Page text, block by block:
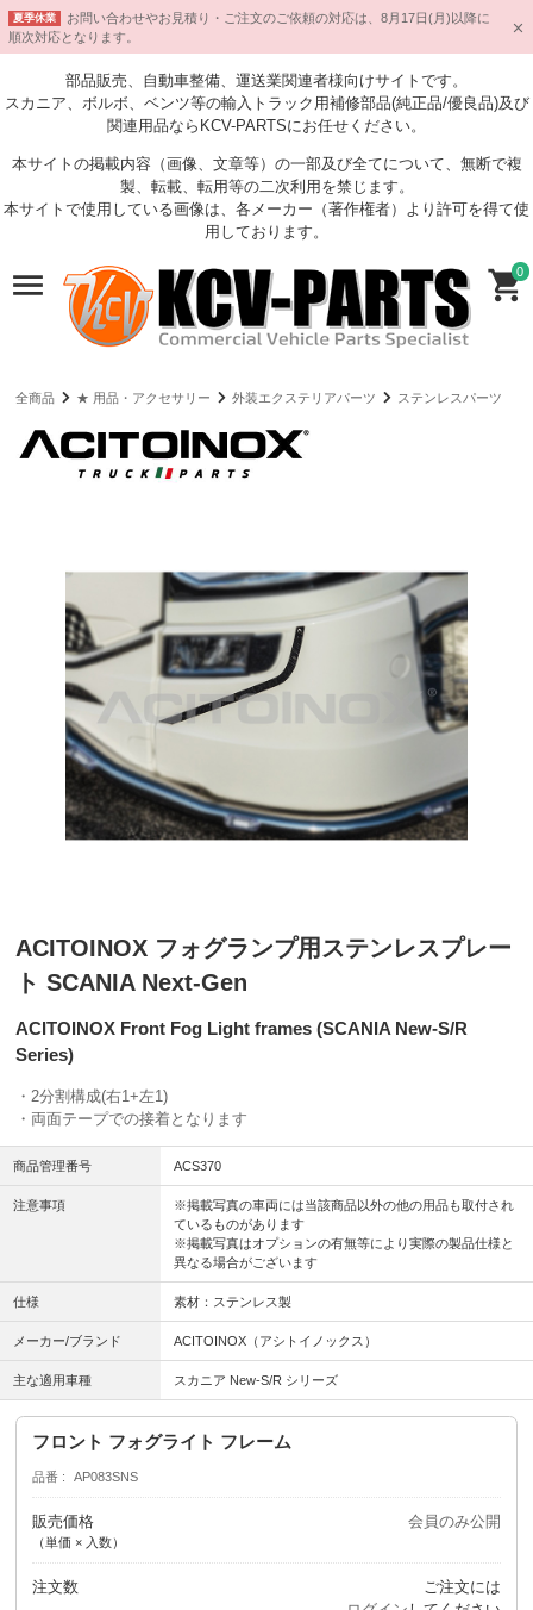
夏季休業
お問い合わせやお見積り・ご注文のご依頼の対応は、8月17日(月)以降に
順次対応となります。
部品販売、自動車整備、運送業関連者様向けサイトです。
スカニア、ボルボ、ベンツ等の輸入トラック用補修部品(純正品/優良品)及び
関連用品ならKCV-PARTSにお任せください。
本サイトの掲載内容（画像、文章等）の一部及び全てについて、無断で複
製、転載、転用等の二次利用を禁じます。
本サイトで使用している画像は、各メーカー（著作権者）より許可を得て使
用しております。
0
全商品 ★ 用品・アクセサリー 外装エクステリアパーツ ステンレスパーツ
ACITOINOX フォグランプ用ステンレスプレー
ト SCANIA Next-Gen
ACITOINOX Front Fog Light frames (SCANIA New-S/R
Series)
・2分割構成(右1+左1)
・両面テープでの接着となります
商品管理番号 ACS370
注意事項
※掲載写真の車両には当該商品以外の他の用品も取付され
ているものがあります
※掲載写真はオプションの有無等により実際の製品仕様と
異なる場合がございます
仕様 素材：ステンレス製
メーカー/ブランド ACITOINOX（アシトイノックス）
主な適用車種 スカニア New-S/R シリーズ
フロント フォグライト フレーム
品番 AP083SNS
販売価格
（単価 × 入数）
会員のみ公開
注文数
ご注文には